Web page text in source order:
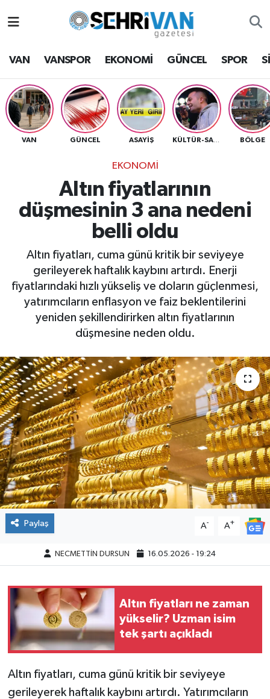
VAN VANSPOR EKONOMİ GÜNCEL SPOR
VAN GÜNCEL ASAYİŞ BÖLGE
EKONOMİ
Altın fiyatlarının
düşmesinin 3 ana nedeni
belli oldu
Altın fiyatları, cuma günü kritik bir seviyeye
gerileyerek haftalık kaybını artırdı. Enerji
fiyatlarındaki hızlı yükseliş ve doların güçlenmesi,
yatırımcıların enflasyon ve faiz beklentilerini
yeniden şekillendirirken altın fiyatlarının
düşmesine neden oldu.
Paylaş A- A+
NECMETTİN DURSUN 16.05.2026 - 19:24
Altın fiyatları ne zaman
yükselir? Uzman isim
tek şartı açıkladı
Altın fiyatları, cuma günü kritik bir seviyeye
gerileyerek haftalık kaybını artırdı. Yatırımcıların
Van Hava Durumu
VAN Namaz Vakitleri
Van Trafik Yoğunluk Haritası
Süper Lig Puan Durumu ve Fikstür
Tüm Manşetler
Son Dakika Haberleri
Haber Arşivi